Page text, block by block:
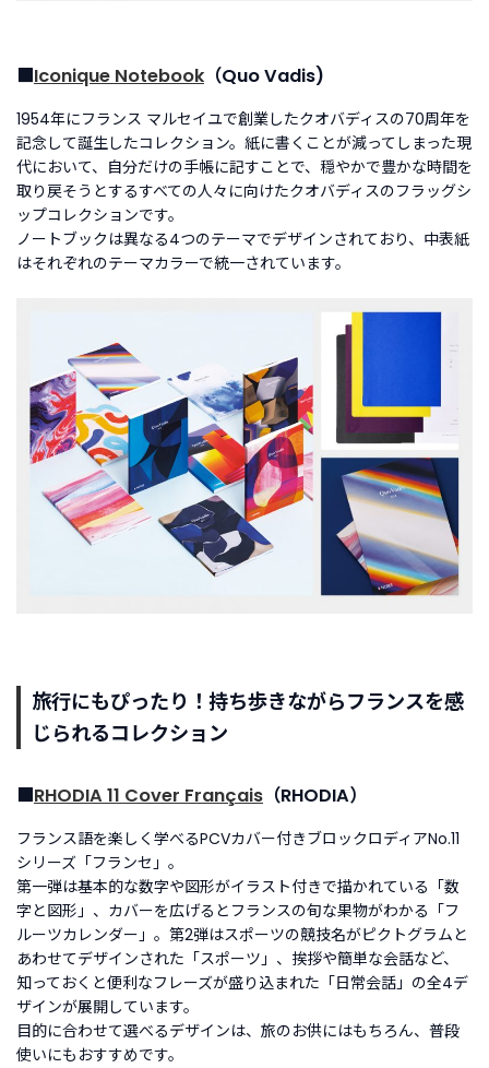
■Iconique Notebook （Quo Vadis)
1954年にフランス マルセイユで創業したクオバディスの70周年を
記念して誕生したコレクション。紙に書くことが減ってしまった現
代において、自分だけの手帳に記すことで、穏やかで豊かな時間を
取り戻そうとするすべての人々に向けたクオバディスのフラッグシ
ップコレクションです。
ノートブックは異なる4つのテーマでデザインされており、中表紙
はそれぞれのテーマカラーで統一されています。
旅行にもぴったり！持ち歩きながらフランスを感
じられるコレクション
■RHODIA 11 Cover Français （RHODIA）
フランス語を楽しく学べるPCVカバー付きブロックロディアNo.11
シリーズ「フランセ」。
第一弾は基本的な数字や図形がイラスト付きで描かれている「数
字と図形」、カバーを広げるとフランスの旬な果物がわかる「フ
ルーツカレンダー」。第2弾はスポーツの競技名がピクトグラムと
あわせてデザインされた「スポーツ」、挨拶や簡単な会話など、
知っておくと便利なフレーズが盛り込まれた「日常会話」の全4デ
ザインが展開しています。
目的に合わせて選べるデザインは、旅のお供にはもちろん、普段
使いにもおすすめです。